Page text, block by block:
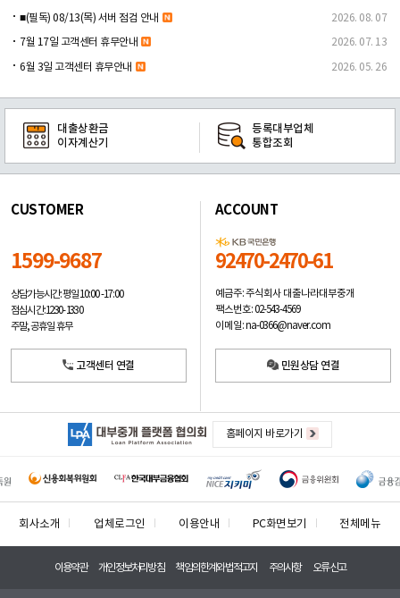
■(필독) 08/13(목) 서버 점검 안내 2026. 08. 07
7월 17일 고객센터 휴무안내 2026. 07. 13
6월 3일 고객센터 휴무안내 2026. 05. 26
대출상환금
이자계산기
등록대부업체
통합조회
CUSTOMER
1599-9687
상담가능시간: 평일10:00 -17:00
점심시간: 12:30 - 13:30
주말, 공휴일 휴무
고객센터 연결
ACCOUNT
92470-2470-61
예금주: 주식회사 대출나라대부중개
팩스번호: 02-543-4569
이메일: na-0366@naver.com
민원상담 연결
홈페이지 바로가기
회사소개 업체로그인 이용안내 PC화면보기 전체메뉴
이용약관 개인정보처리방침 책임의한계와법적고지 주의사항 오류신고